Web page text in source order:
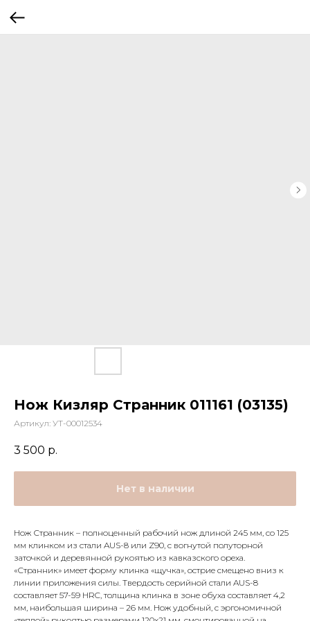
Нож Кизляр Странник 011161 (03135)
Артикул: УТ-00012534
3 500 р.
Нет в наличии
Нож Странник – полноценный рабочий нож длиной 245 мм, со 125
мм клинком из стали AUS-8 или Z90, с вогнутой полуторной
заточкой и деревянной рукоятью из кавказского ореха.
«Странник» имеет форму клинка «щучка», острие смещено вниз к
линии приложения силы. Твердость серийной стали AUS-8
составляет 57-59 HRC, толщина клинка в зоне обуха составляет 4,2
мм, наибольшая ширина – 26 мм. Нож удобный, с эргономичной